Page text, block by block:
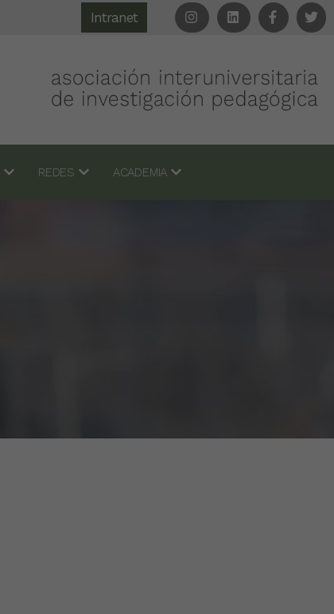
Intranet
REDES ACADEMIA